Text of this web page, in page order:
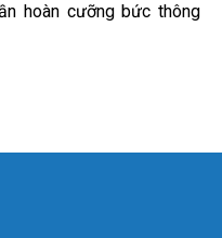
hoàn cưỡng bức thông